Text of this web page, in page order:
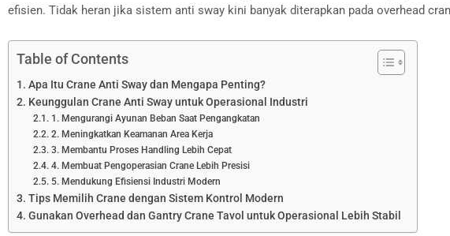
efisien. Tidak heran jika sistem anti sway kini banyak diterapkan pada overhead
Table of Contents
Apa Itu Crane Anti Sway dan Mengapa Penting?
Keunggulan Crane Anti Sway untuk Operasional Industri
1. Mengurangi Ayunan Beban Saat Pengangkatan
2. Meningkatkan Keamanan Area Kerja
3. Membantu Proses Handling Lebih Cepat
4. Membuat Pengoperasian Crane Lebih Presisi
5. Mendukung Efisiensi Industri Modern
Tips Memilih Crane dengan Sistem Kontrol Modern
Gunakan Overhead dan Gantry Crane Tavol untuk Operasional Lebih Stabil